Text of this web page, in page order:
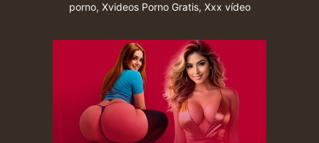
porno, Xvideos Porno Gratis, Xxx vídeo